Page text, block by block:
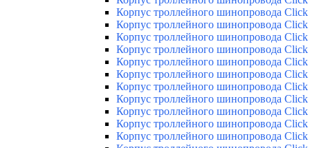
Корпус троллейного шинопровода
Корпус троллейного шинопровода
Корпус троллейного шинопровода
Корпус троллейного шинопровода
Корпус троллейного шинопровода
Корпус троллейного шинопровода
Корпус троллейного шинопровода
Корпус троллейного шинопровода
Корпус троллейного шинопровода
Корпус троллейного шинопровода
Корпус троллейного шинопровода